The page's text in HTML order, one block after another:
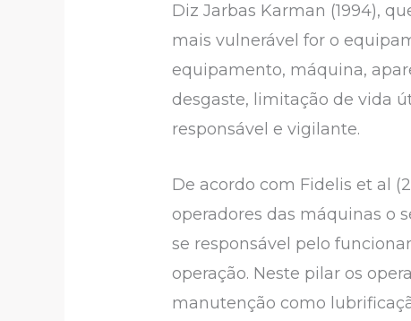
Diz Jarbas Karman (1994),
mais vulnerável for o
equipamento, máquina,
desgaste, limitação de vida
responsável e vigilante.
De acordo com Fidelis et al
operadores das máquinas o
se responsável pelo
operação. Neste pilar os
manutenção como